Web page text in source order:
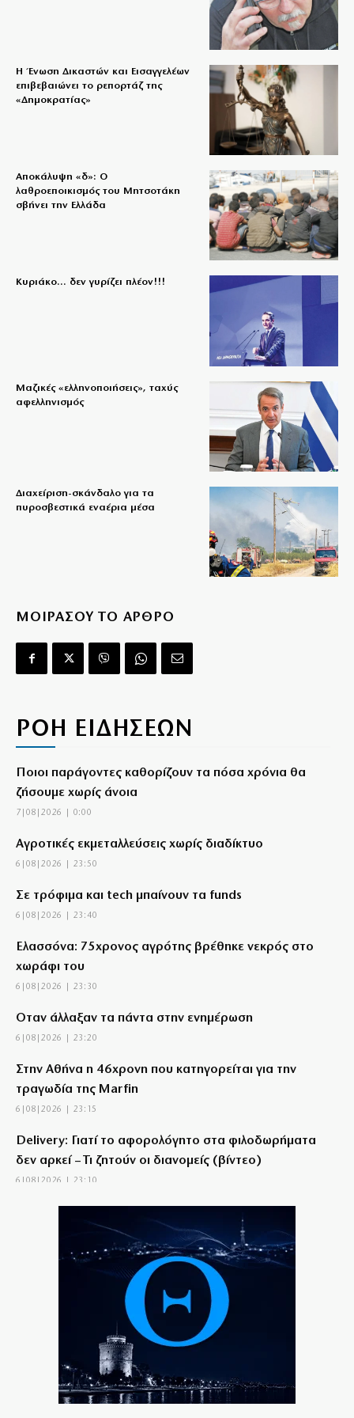
Η Ένωση Δικαστών και Εισαγγελέων
επιβεβαιώνει το ρεπορτάζ της
«Δημοκρατίας»
Αποκάλυψη «δ»: Ο
λαθροεποικισμός του Μητσοτάκη
σβήνει την Ελλάδα
Κυριάκο… δεν γυρίζει πλέον!!!
Μαζικές «ελληνοποιήσεις», ταχύς
αφελληνισμός
Διαχείριση-σκάνδαλο για τα
πυροσβεστικά εναέρια μέσα
ΜΟΙΡΑΣΟΥ ΤΟ ΑΡΘΡΟ
ΡΟΗ ΕΙΔΗΣΕΩΝ
Ποιοι παράγοντες καθορίζουν τα πόσα χρόνια θα
ζήσουμε χωρίς άνοια
7|08|2026 | 0:00
Αγροτικές εκμεταλλεύσεις χωρίς διαδίκτυο
6|08|2026 | 23:50
Σε τρόφιμα και tech μπαίνουν τα funds
6|08|2026 | 23:40
Ελασσόνα: 75χρονος αγρότης βρέθηκε νεκρός στο
χωράφι του
6|08|2026 | 23:30
Όταν άλλαξαν τα πάντα στην ενημέρωση
6|08|2026 | 23:20
Στην Αθήνα η 46χρονη που κατηγορείται για την
τραγωδία της Marfin
6|08|2026 | 23:15
Delivery: Γιατί το αφορολόγητο στα φιλοδωρήματα
δεν αρκεί – Τι ζητούν οι διανομείς (βίντεο)
6|08|2026 | 23:10
υπογράφει στη Ρίβερ Πλέιτ
6|08|2026 | 23:00
ΟΛΘ: Νέα επένδυση σε σύγχρονο εξοπλισμό – 8 νέα
Straddle Carriers στο λιμάνι
Όλα για όλα για την ανατροπή ο ΠΑΟΚ
6|08|2026 | 22:47
Ιστορική επίσκεψη Ζελένσκι στη Σερβία